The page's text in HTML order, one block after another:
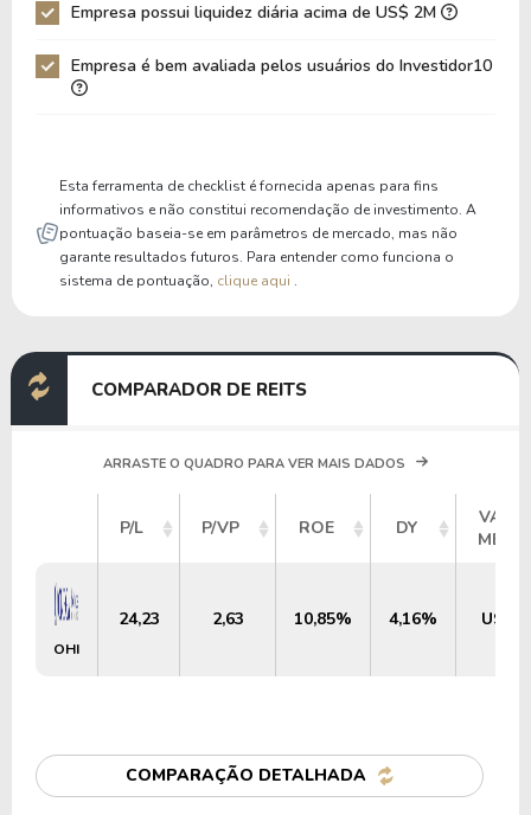
Patrimônio / Ativos
Passivos / Ativos
0,46
0,52
P/Ativo Circ Líq
-5,61
Empresa possui liquidez diária acima de US$ 2M
Empresa é bem avaliada pelos usuários do Investidor10
Esta ferramenta de checklist é fornecida apenas para fins
informativos e não constitui recomendação de investimento. A
pontuação baseia-se em parâmetros de mercado, mas não
garante resultados futuros. Para entender como funciona o
sistema de pontuação, clique aqui .
COMPARADOR DE REITS
ARRASTE O QUADRO PARA VER MAIS DADOS
P/L P/VP ROE DY
OHI
24,23 2,63 10,85% 4,16% US$
COMPARAÇÃO DETALHADA